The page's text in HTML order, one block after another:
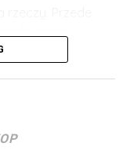
dlagołąb
się do
zleciliśmy i
blisko 400